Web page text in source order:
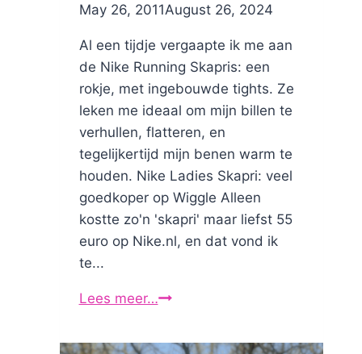
ByNicole
May 26, 2011August 26, 2024
Al een tijdje vergaapte ik me aan
de Nike Running Skapris: een
rokje, met ingebouwde tights. Ze
leken me ideaal om mijn billen te
verhullen, flatteren, en
tegelijkertijd mijn benen warm te
houden. Nike Ladies Skapri: veel
goedkoper op Wiggle Alleen
kostte zo'n 'skapri' maar liefst 55
euro op Nike.nl, en dat vond ik
te...
Lees meer…Nike
Skapri: